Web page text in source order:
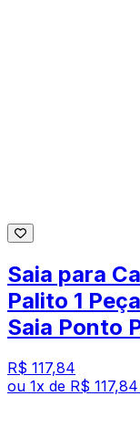
Saia para
Palito 1
Saia Ponto
R$ 117,84
ou 1x de R$ 117,84